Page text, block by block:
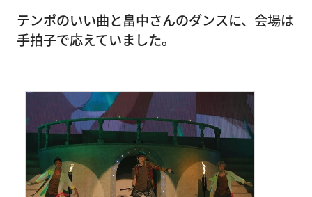
テンポのいい曲と畠中さんのダンスに、会場は
手拍子で応えていました。